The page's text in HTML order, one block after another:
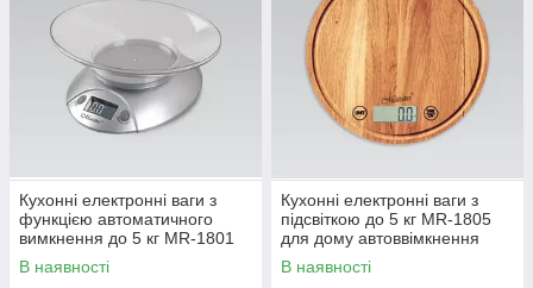
Кухонні електронні ваги з
функцією автоматичного
вимкнення до 5 кг MR-1801
для дому з індикатором
заряджання
В наявності
Кухонні електронні ваги з
підсвіткою до 5 кг MR-1805
для дому автоввімкнення
якісні
В наявності